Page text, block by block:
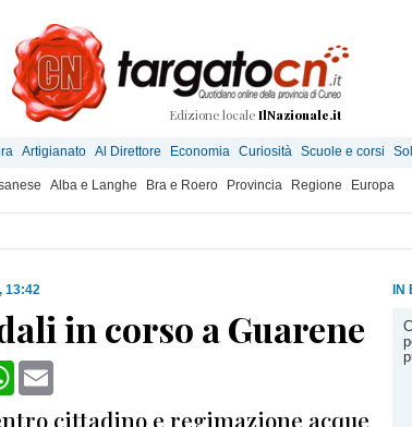
Edizione locale IlNazionale.it
Artigianato Al Direttore Economia Curiosità Scuole e corsi
Alba e Langhe Bra e Roero Provincia Regione Europa
13:42
in corso a Guarene
WhatsApp
cittadino e regimazione acque